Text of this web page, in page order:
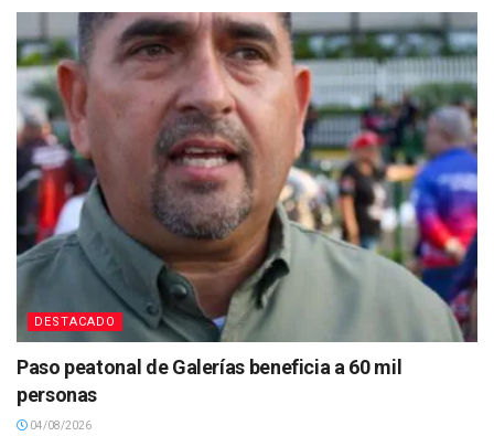
DESTACADO
Paso peatonal de Galerías beneficia a 60 mil
personas
04/08/2026